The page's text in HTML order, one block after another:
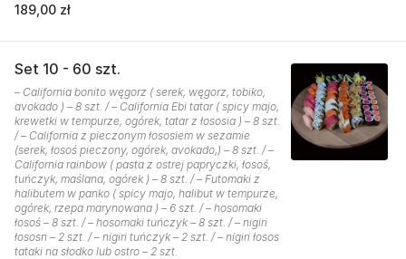
189,00 zł
Set 10 - 60 szt.
– California bonito węgorz ( serek, węgorz, tobiko,
avokado ) – 8 szt. / – California Ebi tatar ( spicy majo,
krewetki w tempurze, ogórek, tatar z łososia ) – 8 szt.
/ – California z pieczonym łososiem w sezamie
(serek, łosoś pieczony, ogórek, avokado,) – 8 szt. / –
California rainbow ( pasta z ostrej papryczki, łosoś,
tuńczyk, maślana, ogórek ) – 8 szt. / – Futomaki z
halibutem w panko ( spicy majo, halibut w tempurze,
ogórek, rzepa marynowana ) – 6 szt. / – hosomaki
łosoś – 8 szt. / – hosomaki tuńczyk – 8 szt. / – nigiri
łososn – 2 szt. / – nigiri tuńczyk – 2 szt. / – nigiri łosos
tataki na słodko lub ostro – 2 szt.